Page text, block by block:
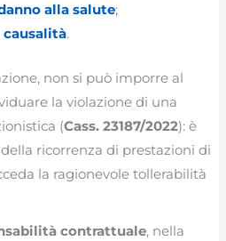
alla salute;
causalità.
non si può imporre al
la violazione di una
(Cass. 23187/2022): è
ricorrenza di prestazioni di
la ragionevole tollerabilità
contrattuale, nella